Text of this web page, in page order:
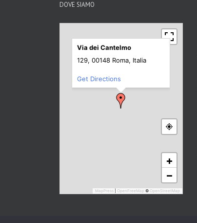
DOVE SIAMO
+
−
MapPress OpenFreeMap © OpenStreetMap
Via dei Cantelmo
129, 00148 Roma, Italia
Get Directions